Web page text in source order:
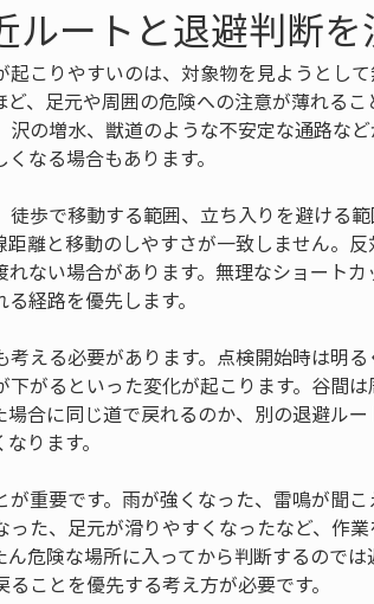
ルートと退避判断を
こりやすいのは、対象物を見ようとし
、足元や周囲の危険への注意が薄れる
の増水、獣道のような不安定な通路な
なる場合もあります。
歩で移動する範囲、立ち入りを避ける範
離と移動のしやすさが一致しません。
ない場合があります。無理なショート
経路を優先します。
える必要があります。点検開始時は明
がるといった変化が起こります。谷間
合に同じ道で戻れるのか、別の退避ル
ります。
重要です。雨が強くなった、雷鳴が聞
た、足元が滑りやすくなったなど、作
危険な場所に入ってから判断するのでは
ことを優先する考え方が必要です。